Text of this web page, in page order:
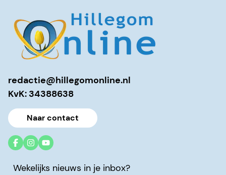
redactie@hillegomonline.nl
KvK: 34388638
Naar contact
Wekelijks nieuws in je inbox?